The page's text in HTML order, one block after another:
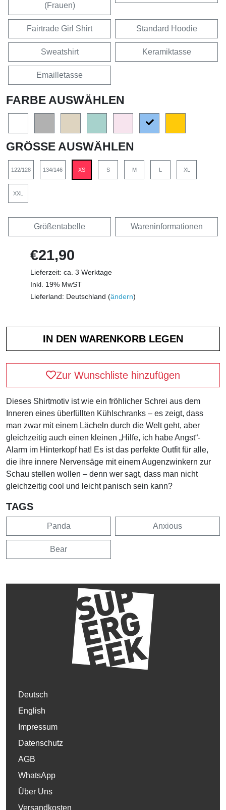
(Frauen)
Fairtrade Girl Shirt Standard Hoodie
Sweatshirt Keramiktasse
Emailletasse
FARBE AUSWÄHLEN
GRÖSSE AUSWÄHLEN
122/128 134/146 XS S M L XL
XXL
Größentabelle Wareninformationen
€21,90
Lieferzeit: ca. 3 Werktage
Inkl. 19% MwST
Lieferland: Deutschland (ändern)
Zur Wunschliste hinzufügen
Dieses Shirtmotiv ist wie ein fröhlicher Schrei aus dem
Inneren eines überfüllten Kühlschranks – es zeigt, dass
man zwar mit einem Lächeln durch die Welt geht, aber
gleichzeitig auch einen kleinen „Hilfe, ich habe Angst“-
Alarm im Hinterkopf hat! Es ist das perfekte Outfit für alle,
die ihre innere Nervensäge mit einem Augenzwinkern zur
Schau stellen wollen – denn wer sagt, dass man nicht
gleichzeitig cool und leicht panisch sein kann?
TAGS
Panda Anxious
Bear
Deutsch
English
Impressum
Datenschutz
AGB
WhatsApp
Über Uns
Versandkosten